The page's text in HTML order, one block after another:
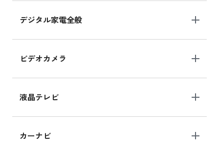
デジタル家電全般
ビデオカメラ
液晶テレビ
カーナビ
iPad Air 11インチ シリーズ
iPad Air 11インチ の新品買取価格
iPhone 15 128GB シリーズ
iPhone 15 128GB の新品買取価格